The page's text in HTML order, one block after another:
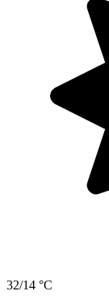
32/14 °C